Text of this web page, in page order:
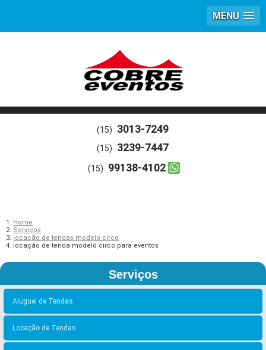
MENU
(15) 3013-7249
(15) 3239-7447
(15) 99138-4102
Home
Serviços
locação de tendas modelo circo
locação de tenda modelo circo para eventos
Serviços
Aluguel de Tendas
Locação de Tendas